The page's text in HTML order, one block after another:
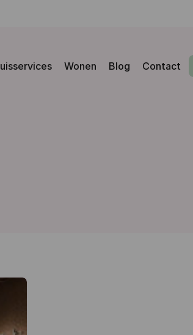
Wonen Blog Contact